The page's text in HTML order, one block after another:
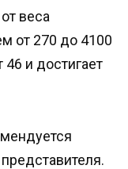
веса
от 270 до 4100
46 и достигает